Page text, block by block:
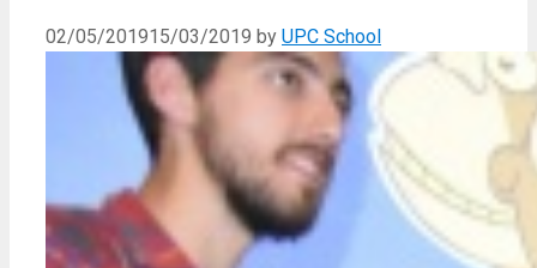
02/05/201915/03/2019 by UPC School